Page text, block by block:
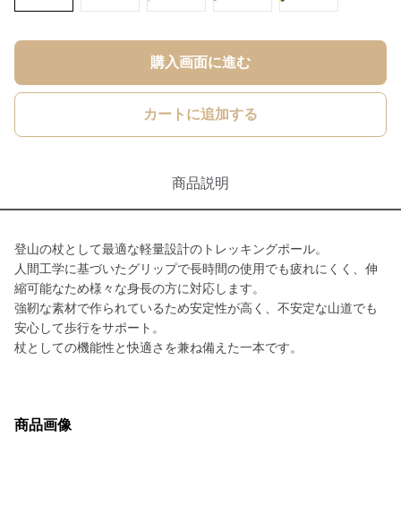
購入画面に進む
カートに追加する
商品説明
登山の杖として最適な軽量設計のトレッキングポール。
人間工学に基づいたグリップで長時間の使用でも疲れにくく、伸
縮可能なため様々な身長の方に対応します。
強靭な素材で作られているため安定性が高く、不安定な山道でも
安心して歩行をサポート。
杖としての機能性と快適さを兼ね備えた一本です。
商品画像